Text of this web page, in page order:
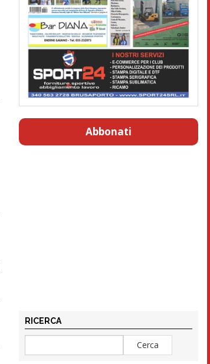
Abbonati
RICERCA